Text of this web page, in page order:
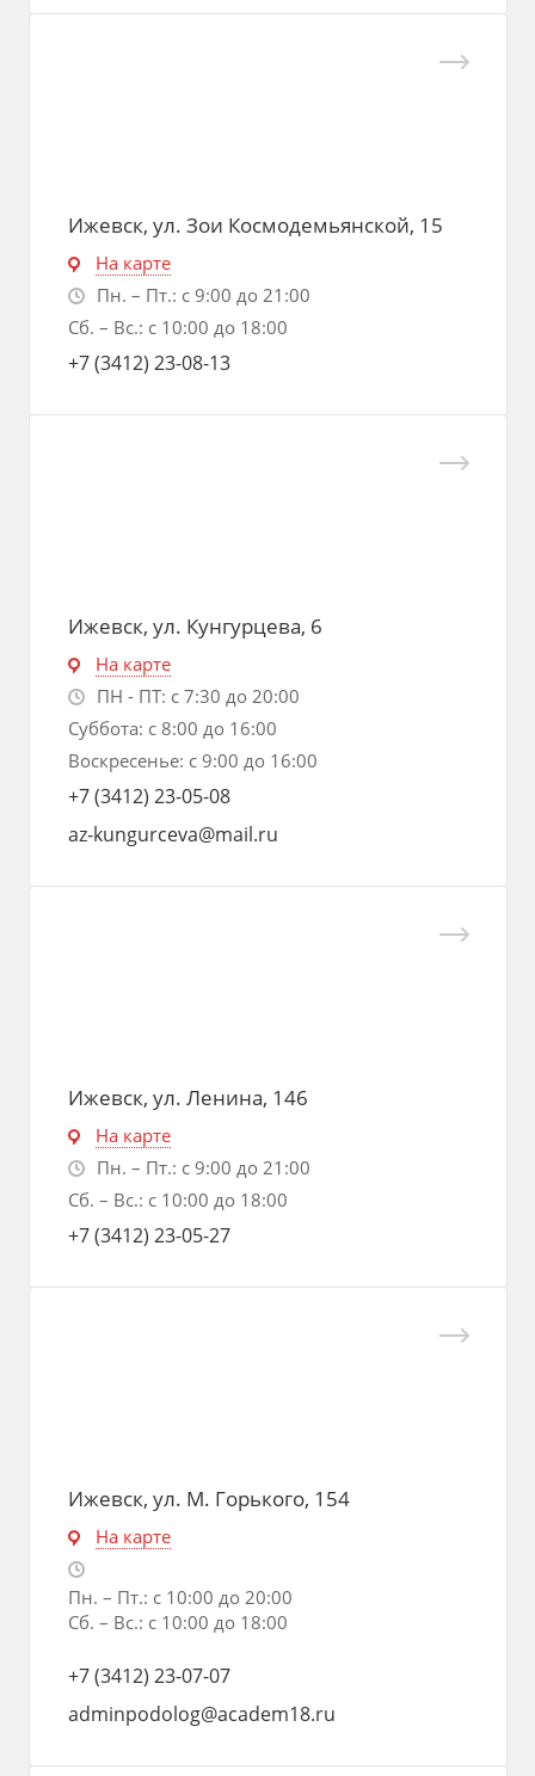
Ижевск, ул. Зои Космодемьянской, 15
На карте
Пн. – Пт.: с 9:00 до 21:00
Сб. – Вс.: с 10:00 до 18:00
+7 (3412) 23-08-13
Ижевск, ул. Кунгурцева, 6
На карте
ПН - ПТ: с 7:30 до 20:00
Суббота: с 8:00 до 16:00
Воскресенье: с 9:00 до 16:00
+7 (3412) 23-05-08
az-kungurceva@mail.ru
Ижевск, ул. Ленина, 146
На карте
Пн. – Пт.: с 9:00 до 21:00
Сб. – Вс.: с 10:00 до 18:00
+7 (3412) 23-05-27
Ижевск, ул. М. Горького, 154
На карте
Пн. – Пт.: с 10:00 до 20:00
Сб. – Вс.: с 10:00 до 18:00
+7 (3412) 23-07-07
adminpodolog@academ18.ru